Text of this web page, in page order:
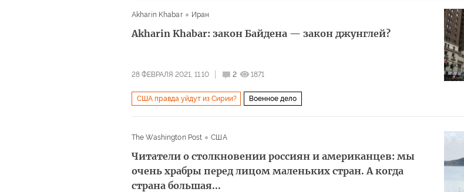
Akharin Khabar
Иран
Akharin Khabar: закон Байдена — закон джунглей?
28 ФЕВРАЛЯ 2021, 11:10 2 1871
США правда уйдут из Сирии? Военное дело
The Washington Post США
Читатели о столкновении россиян и американцев: мы
очень храбры перед лицом маленьких стран. А когда
страна большая...